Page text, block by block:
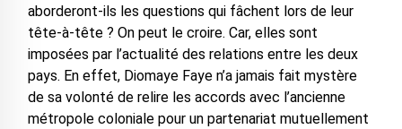
aborderont-ils les questions qui fâchent lors de leur
tête-à-tête ? On peut le croire. Car, elles sont
imposées par l’actualité des relations entre les deux
pays. En effet, Diomaye Faye n’a jamais fait mystère
de sa volonté de relire les accords avec l’ancienne
métropole coloniale pour un partenariat mutuellement